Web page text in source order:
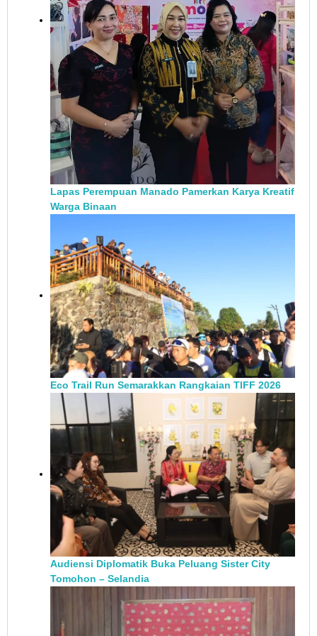
Lapas Perempuan Manado Pamerkan Karya Kreatif
Warga Binaan
Eco Trail Run Semarakkan Rangkaian TIFF 2026
Audiensi Diplomatik Buka Peluang Sister City
Tomohon – Selandia